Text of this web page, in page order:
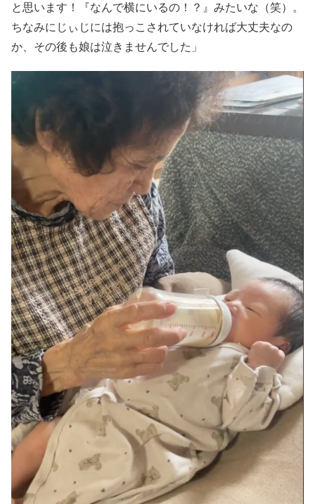
と思います！『なんで横にいるの！？』みたいな（笑）。
ちなみにじぃじには抱っこされていなければ大丈夫なの
か、その後も娘は泣きませんでした」